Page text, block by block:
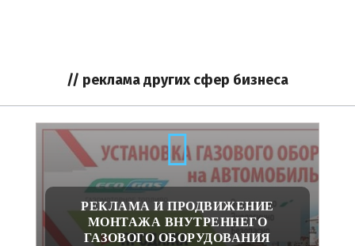
// реклама других сфер бизнеса
РЕКЛАМА И ПРОДВИЖЕНИЕ
МОНТАЖА ВНУТРЕННЕГО
ГАЗОВОГО ОБОРУДОВАНИЯ